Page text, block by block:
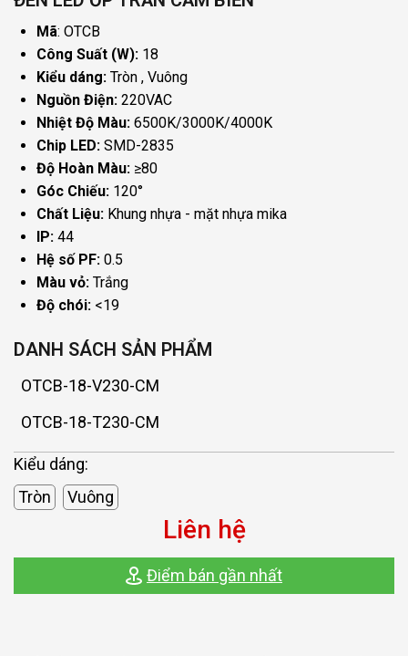
Mã: OTCB
Công Suất (W): 18
Kiểu dáng: Tròn Vuông
Nguồn Điện: 220VAC
Nhiệt Độ Màu: 6500K/3000K/4000K
Chip LED: SMD-2835
Độ Hoàn Màu: ≥80
Góc Chiếu: 120°
Chất Liệu: Khung nhựa - mặt nhựa mika
IP: 44
Hệ số PF: 0.5
Màu vỏ: Trắng
Độ chói: <19
DANH SÁCH SẢN PHẨM
OTCB-18-V230-CM
OTCB-18-T230-CM
Kiểu dáng:
Tròn
Vuông
Liên hệ
Điểm bán gần nhất